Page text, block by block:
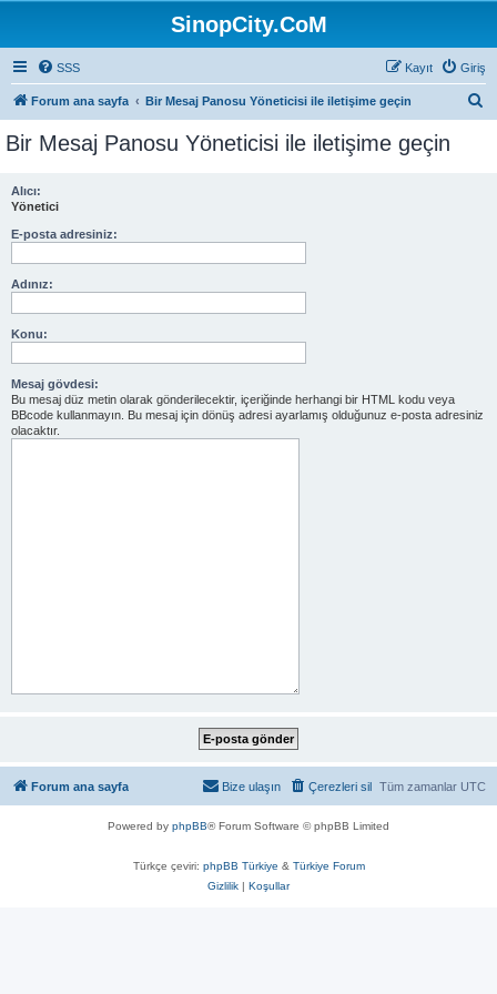
SinopCity.CoM
SSS Giriş
Kayıt
Forum ana sayfa Bir Mesaj Panosu Yöneticisi ile iletişime geçin
Bir Mesaj Panosu Yöneticisi ile iletişime geçin
Alıcı:
Yönetici
E-posta adresiniz:
Adınız:
Konu:
Mesaj gövdesi:
Bu mesaj düz metin olarak gönderilecektir, içeriğinde herhangi bir HTML kodu veya
BBcode kullanmayın. Bu mesaj için dönüş adresi ayarlamış olduğunuz e-posta adresiniz
olacaktır.
Forum ana sayfa Tüm zamanlar UTC
Çerezleri sil
Bize ulaşın
Powered by phpBB® Forum Software © phpBB Limited
Türkçe çeviri: phpBB Türkiye & Türkiye Forum
Gizlilik | Koşullar